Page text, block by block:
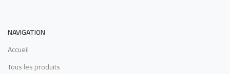
NAVIGATION
Accueil
Tous les produits